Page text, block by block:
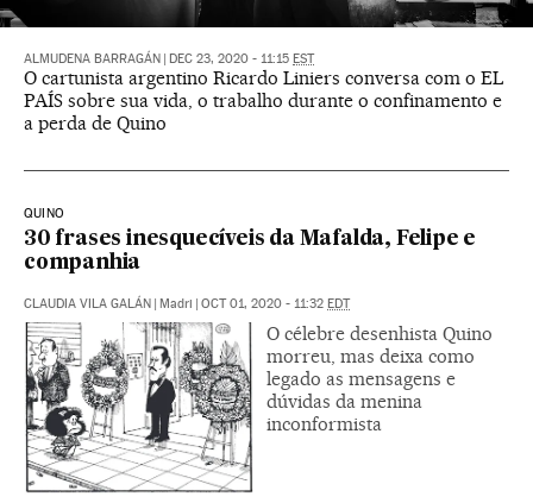
ALMUDENA BARRAGÁN DEC 23, 2020 - 11:15 EST
O cartunista argentino Ricardo Liniers conversa com o EL
PAÍS sobre sua vida, o trabalho durante o confinamento e
a perda de Quino
QUINO
30 frases inesquecíveis da Mafalda, Felipe e
companhia
CLAUDIA VILA GALÁN Madri OCT 01, 2020 - 11:32 EDT
O célebre desenhista Quino
morreu, mas deixa como
legado as mensagens e
dúvidas da menina
inconformista